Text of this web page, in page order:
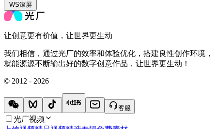
WS滚屏
让创意更有价值，让世界更生动
我们相信，通过光厂的效率和体验优化，搭建良性创作环境，
就能源源不断输出好的数字创意作品，让世界更生动！
© 2012 - 2026
客服
光厂视频